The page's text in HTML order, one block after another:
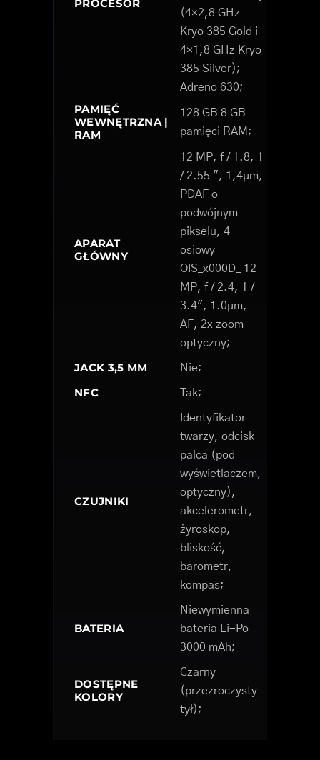
PROCESOR
(4×2,8 GHz
Kryo 385 Gold i
4×1,8 GHz Kryo
385 Silver);
Adreno 630;
PAMIĘĆ
WEWNĘTRZNA |
RAM
128 GB 8 GB
pamięci RAM;
APARAT
GŁÓWNY
12 MP, f / 1.8, 1
/ 2.55 ", 1,4µm,
PDAF o
podwójnym
pikselu, 4-
osiowy
OIS_x000D_ 12
MP, f / 2.4, 1 /
3.4", 1.0µm,
AF, 2x zoom
optyczny;
JACK 3,5 MM Nie;
NFC Tak;
CZUJNIKI
Identyfikator
twarzy, odcisk
palca (pod
wyświetlaczem,
optyczny),
akcelerometr,
żyroskop,
bliskość,
barometr,
kompas;
BATERIA
Niewymienna
bateria Li-Po
3000 mAh;
DOSTĘPNE
KOLORY
Czarny
(przezroczysty
tył);